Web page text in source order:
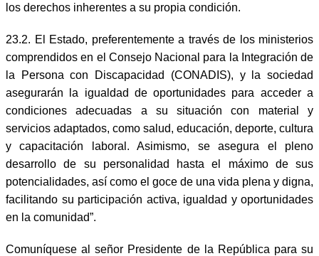
los derechos inherentes a su propia condición.
23.2. El Estado, preferentemente a través de los ministerios
comprendidos en el Consejo Nacional para la Integración de
la Persona con Discapacidad (CONADIS), y la sociedad
asegurarán la igualdad de oportunidades para acceder a
condiciones adecuadas a su situación con material y
servicios adaptados, como salud, educación, deporte, cultura
y capacitación laboral. Asimismo, se asegura el pleno
desarrollo de su personalidad hasta el máximo de sus
potencialidades, así como el goce de una vida plena y digna,
facilitando su participación activa, igualdad y oportunidades
en la comunidad”.
Comuníquese al señor Presidente de la República para su